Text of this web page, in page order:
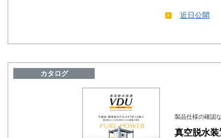
近日公開
カタログ
製品仕様の確認
真空脱水装